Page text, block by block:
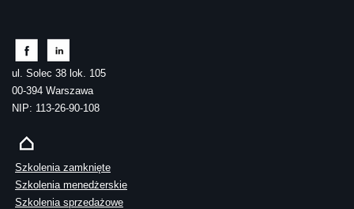
ul. Solec 38 lok. 105
00-394 Warszawa
NIP: 113-26-90-108
Szkolenia zamknięte
Szkolenia menedżerskie
Szkolenia sprzedażowe